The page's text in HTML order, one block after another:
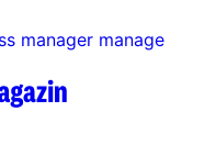
manager manage